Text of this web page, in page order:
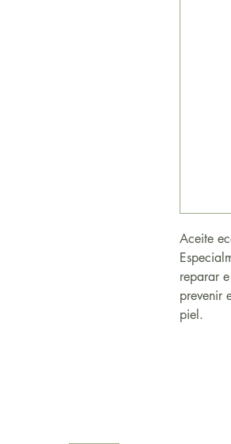
Aceite
reparar
prevenir
piel.